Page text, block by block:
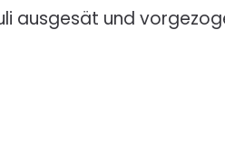
ausgesät und